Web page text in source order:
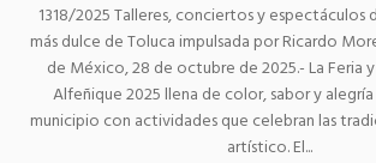
1318/2025 Talleres, conciertos y espectáculos
más dulce de Toluca impulsada por Ricardo
de México, 28 de octubre de 2025.- La Feria
Alfeñique 2025 llena de color, sabor y
municipio con actividades que celebran las
artístico. El...